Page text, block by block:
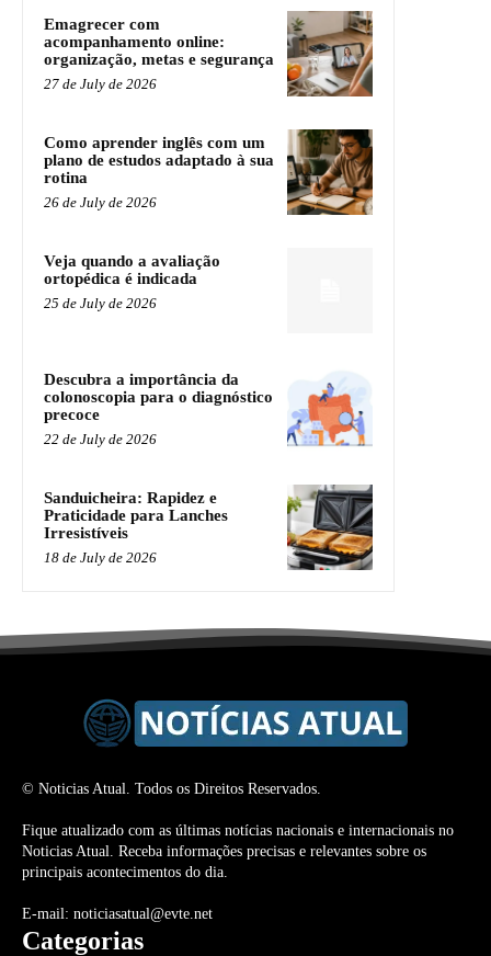
Emagrecer com
acompanhamento online:
organização, metas e segurança
27 de July de 2026
Como aprender inglês com um
plano de estudos adaptado à sua
rotina
26 de July de 2026
Veja quando a avaliação
ortopédica é indicada
25 de July de 2026
Descubra a importância da
colonoscopia para o diagnóstico
precoce
22 de July de 2026
Sanduicheira: Rapidez e
Praticidade para Lanches
Irresistíveis
18 de July de 2026
© Noticias Atual. Todos os Direitos Reservados.
Fique atualizado com as últimas notícias nacionais e internacionais no
Noticias Atual. Receba informações precisas e relevantes sobre os
principais acontecimentos do dia.
E-mail: noticiasatual@evte.net
Categorias